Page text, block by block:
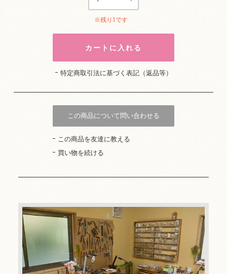
※残り1です
特定商取引法に基づく表記（返品等）
この商品について問い合わせる
この商品を友達に教える
買い物を続ける